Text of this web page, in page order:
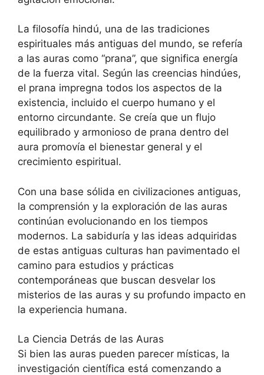
La filosofía hindú, una de las tradiciones
espirituales más antiguas del mundo, se refería
a las auras como “prana”, que significa energía
de la fuerza vital. Según las creencias hindúes,
el prana impregna todos los aspectos de la
existencia, incluido el cuerpo humano y el
entorno circundante. Se creía que un flujo
equilibrado y armonioso de prana dentro del
aura promovía el bienestar general y el
crecimiento espiritual.
Con una base sólida en civilizaciones antiguas,
la comprensión y la exploración de las auras
continúan evolucionando en los tiempos
modernos. La sabiduría y las ideas adquiridas
de estas antiguas culturas han pavimentado el
camino para estudios y prácticas
contemporáneas que buscan desvelar los
misterios de las auras y su profundo impacto en
la experiencia humana.
La Ciencia Detrás de las Auras
Si bien las auras pueden parecer místicas, la
investigación científica está comenzando a